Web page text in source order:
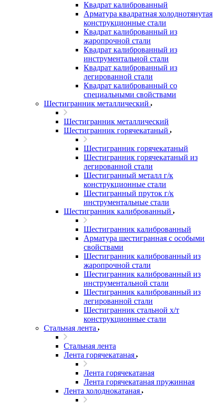
Квадрат калиброванный
Арматура квадратная холоднотянутая
конструкционные стали
Квадрат калиброванный из
жаропрочной стали
Квадрат калиброванный из
инструментальной стали
Квадрат калиброванный из
легированной стали
Квадрат калиброванный со
специальными свойствами
Шестигранник металлический
Шестигранник металлический
Шестигранник горячекатаный
Шестигранник горячекатаный
Шестигранник горячекатаный из
легированной стали
Шестигранный металл г/к
конструкционные стали
Шестигранный пруток г/к
инструментальные стали
Шестигранник калиброванный
Шестигранник калиброванный
Арматура шестигранная с особыми
свойствами
Шестигранник калиброванный из
жаропрочной стали
Шестигранник калиброванный из
инструментальной стали
Шестигранник калиброванный из
легированной стали
Шестигранник стальной х/т
конструкционные стали
Стальная лента
Стальная лента
Лента горячекатаная
Лента горячекатаная
Лента горячекатаная пружинная
Лента холоднокатаная